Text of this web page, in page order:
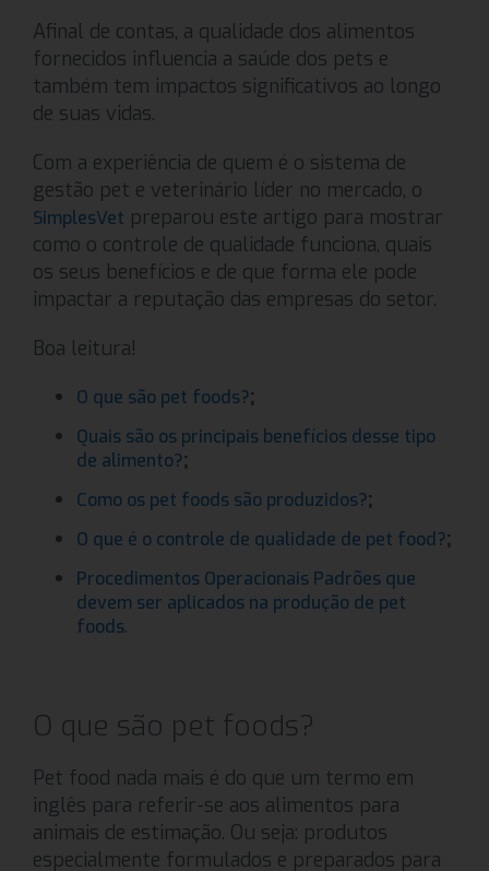
Afinal de contas, a qualidade dos alimentos
fornecidos influencia a saúde dos pets e
também tem impactos significativos ao longo
de suas vidas.
Com a experiência de quem é o sistema de
gestão pet e veterinário líder no mercado, o
SimplesVet preparou este artigo para mostrar
como o controle de qualidade funciona, quais
os seus benefícios e de que forma ele pode
impactar a reputação das empresas do setor.
Boa leitura!
O que são pet foods?;
Quais são os principais benefícios desse tipo
de alimento?;
Como os pet foods são produzidos?;
O que é o controle de qualidade de pet food?;
Procedimentos Operacionais Padrões que
devem ser aplicados na produção de pet
foods.
O que são pet foods?
Pet food nada mais é do que um termo em
inglês para referir-se aos alimentos para
animais de estimação. Ou seja: produtos
especialmente formulados e preparados para